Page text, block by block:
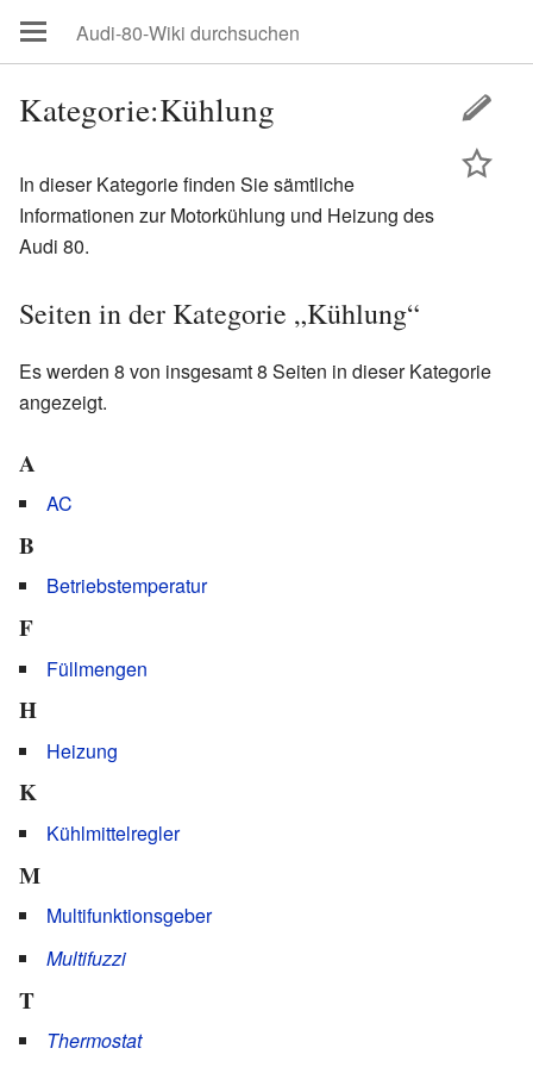
Kategorie:Kühlung
In dieser Kategorie finden Sie sämtliche
Informationen zur Motorkühlung und Heizung des
Audi 80.
Seiten in der Kategorie „Kühlung“
Es werden 8 von insgesamt 8 Seiten in dieser Kategorie
angezeigt.
A
AC
B
Betriebstemperatur
F
Füllmengen
H
Heizung
K
Kühlmittelregler
M
Multifunktionsgeber
Multifuzzi
T
Thermostat